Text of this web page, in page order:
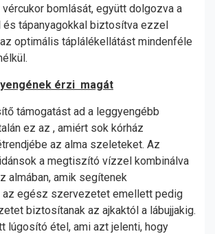
bomlását, együtt dolgozva a
és tápanyagokkal biztosítva ezzel
optimális táplálékellátást mindenféle
érzi magát
támogatást ad a leggyengébb
ez az , amiért sok kórház
az alma szeleteket. Az
a megtiszító vízzel kombinálva
almában, amik segítenek
az egész szervezetet emellett pedig
biztosítanak az ajkaktól a lábujjakig.
lúgosító étel, ami azt jelenti, hogy